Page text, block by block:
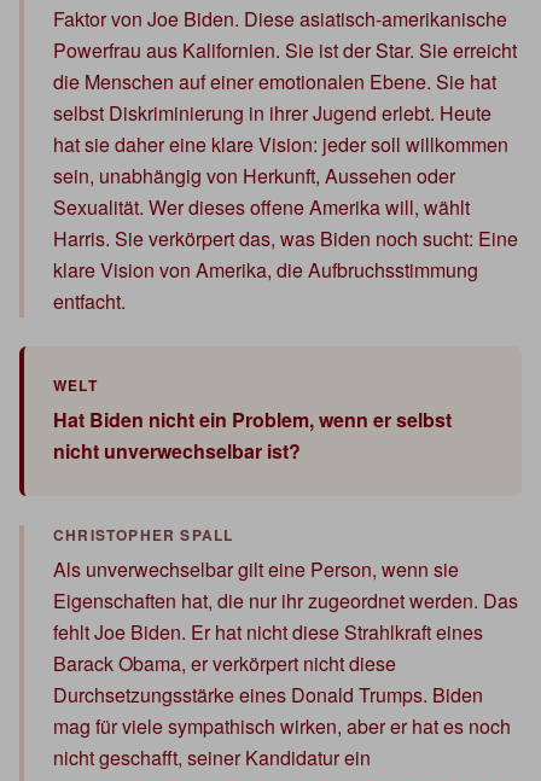
Faktor von Joe Biden. Diese asiatisch-amerikanische
Powerfrau aus Kalifornien. Sie ist der Star. Sie erreicht
die Menschen auf einer emotionalen Ebene. Sie hat
selbst Diskriminierung in ihrer Jugend erlebt. Heute
hat sie daher eine klare Vision: jeder soll willkommen
sein, unabhängig von Herkunft, Aussehen oder
Sexualität. Wer dieses offene Amerika will, wählt
Harris. Sie verkörpert das, was Biden noch sucht: Eine
klare Vision von Amerika, die Aufbruchsstimmung
entfacht.
Hat Biden nicht ein Problem, wenn er selbst
nicht unverwechselbar ist?
Als unverwechselbar gilt eine Person, wenn sie
Eigenschaften hat, die nur ihr zugeordnet werden. Das
fehlt Joe Biden. Er hat nicht diese Strahlkraft eines
Barack Obama, er verkörpert nicht diese
Durchsetzungsstärke eines Donald Trumps. Biden
mag für viele sympathisch wirken, aber er hat es noch
nicht geschafft, seiner Kandidatur ein